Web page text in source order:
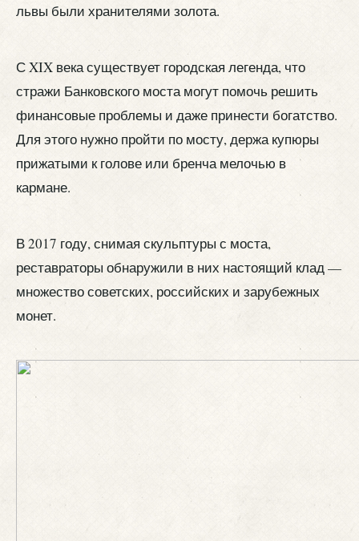
львы были хранителями золота.
С XIX века существует городская легенда, что
стражи Банковского моста могут помочь решить
финансовые проблемы и даже принести богатство.
Для этого нужно пройти по мосту, держа купюры
прижатыми к голове или бренча мелочью в
кармане.
В 2017 году, снимая скульптуры с моста,
реставраторы обнаружили в них настоящий клад —
множество советских, российских и зарубежных
монет.